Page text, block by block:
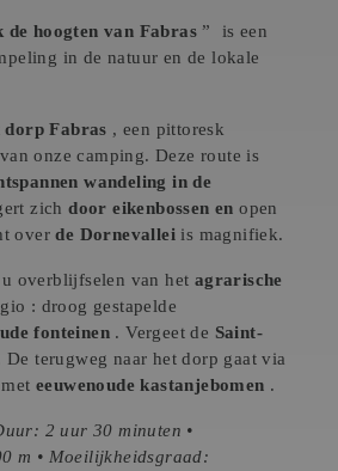
de hoogten van Fabras ” is een
in de natuur en de lokale
dorp Fabras , een pittoresk
onze camping. Deze route is
wandeling in de
zichdoor eikenbossen en open
overde Dornevallei is magnifiek.
overblijfselen van het agrarische
: droog gestapelde
fonteinen . Vergeet de Saint-
De terugweg naar het dorp gaat via
eeuwenoude kastanjebomen .
2 uur 30 minuten •
m • Moeilijkheidsgraad: